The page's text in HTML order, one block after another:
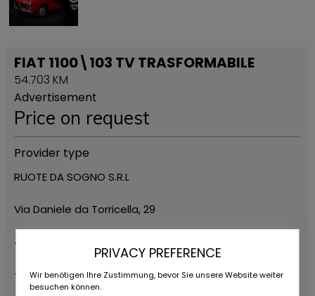
FIAT 1100\103 TV TRASFORMABILE
54.703 KM
Advertisement
Price on request
Provider type
RUOTE DA SOGNO S.R.L
Via Daniele da Torricella, 29
42122 Reggio Emilia
+39 0522 268511
PRIVACY PREFERENCE
Wir benötigen Ihre Zustimmung, bevor Sie unsere Website weiter
besuchen können.